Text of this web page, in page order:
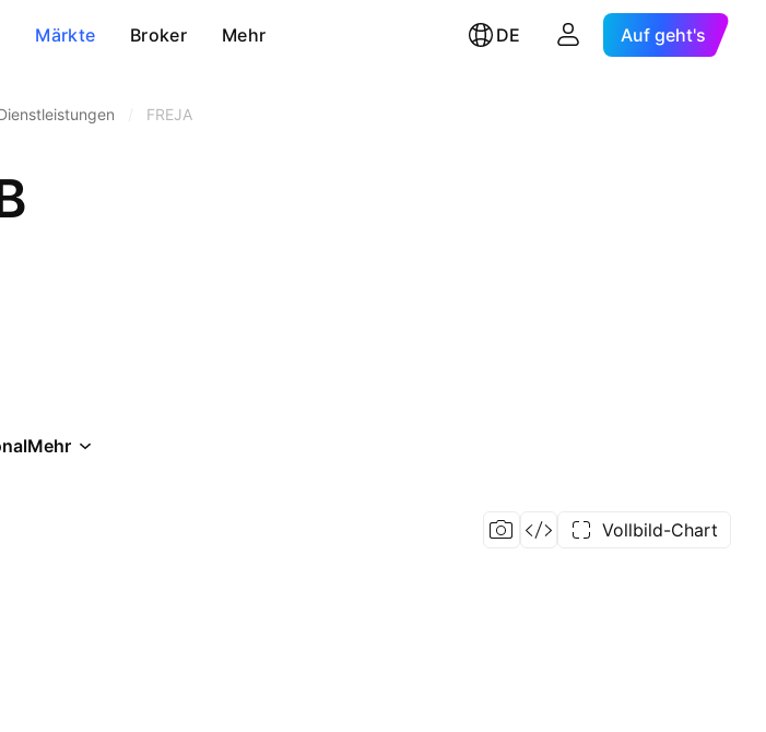
Märkte Broker Mehr DE Auf geht's
FREJA
Mehr
Vollbild-Chart